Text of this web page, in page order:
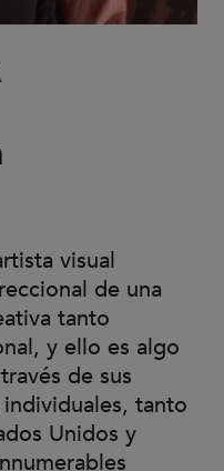
visual
de una
tanto
y ello es algo
de sus
tanto
Unidos y